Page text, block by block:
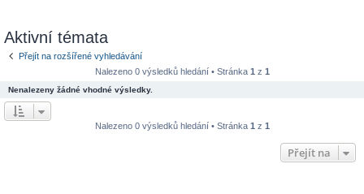
Aktivní témata
Přejít na rozšířené vyhledávání
Nalezeno 0 výsledků hledání • Stránka 1 z 1
Nenalezeny žádné vhodné výsledky.
Nalezeno 0 výsledků hledání • Stránka 1 z 1
Přejít na